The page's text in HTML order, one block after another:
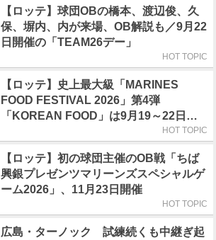
【ロッテ】球団OBの橋本、渡辺俊、久
保、塀内、内が来場、OB解説も／9月22
日開催の「TEAM26デー」
HOT TOPIC
【ロッテ】史上最大級「MARINES
FOOD FESTIVAL 2026」第4弾
「KOREAN FOOD」は9月19～22日／
HOT TOPIC
【ロッテ】初の球団主催のOB戦「ちば
興銀プレゼンツマリーンズスペシャルゲ
ーム2026」、11月23日開催
HOT TOPIC
広島・ターノック 試練続くも中継ぎ起